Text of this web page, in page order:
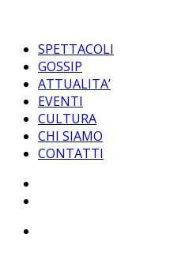
contentSPETTACOLI
GOSSIP
ATTUALITA’
EVENTI
CULTURA
CHI SIAMO
CONTATTI